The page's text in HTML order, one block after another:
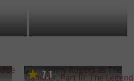
7,1